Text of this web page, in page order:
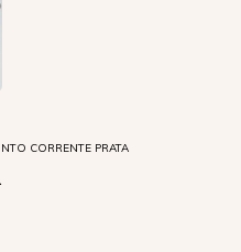
CORRENTE PRATA